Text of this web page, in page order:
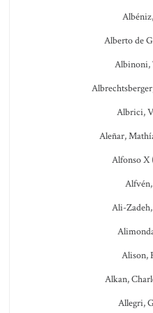
Alberto de
Albinoni,
Albrici,
Aleñar,
Alfonso X
Ali-
Alison,
Alkan,
Allegri,